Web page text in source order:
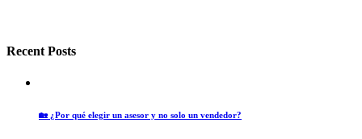
Recent Posts
🏡 ¿Por qué elegir un asesor y no solo un vendedor?